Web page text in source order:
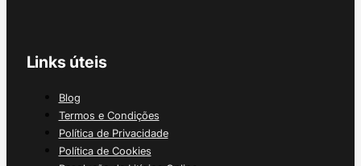
Links úteis
Blog
Termos e Condições
Política de Privacidade
Política de Cookies